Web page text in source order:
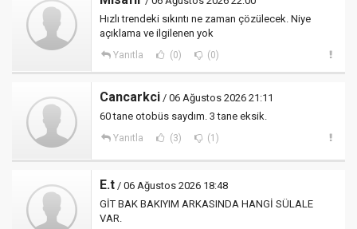
Hızlı trendeki sıkıntı ne zaman çözülecek. Niye
açıklama ve ilgilenen yok
Yanıtla (0) (0)
Cancarkci / 06 Ağustos 2026 21:11
60 tane otobüs saydım. 3 tane eksik.
Yanıtla (3) (1)
E.t / 06 Ağustos 2026 18:48
GİT BAK BAKIYIM ARKASINDA HANGİ SÜLALE
VAR.